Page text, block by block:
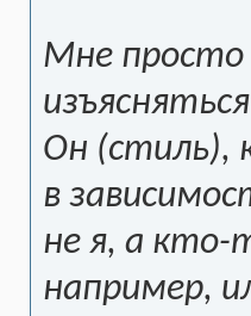
Мне просто
Он (стиль),
в
не я, а кто-
например,